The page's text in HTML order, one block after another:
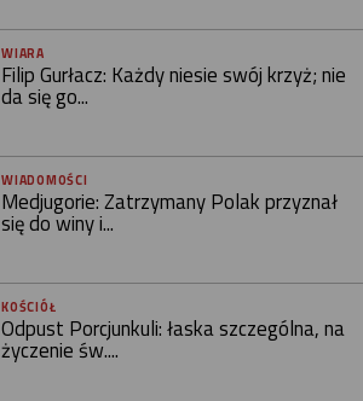
WIARA
Filip Gurłacz: Każdy niesie swój krzyż; nie
da się go...
WIADOMOŚCI
Medjugorie: Zatrzymany Polak przyznał
się do winy i...
KOŚCIÓŁ
Odpust Porcjunkuli: łaska szczególna, na
życzenie św....